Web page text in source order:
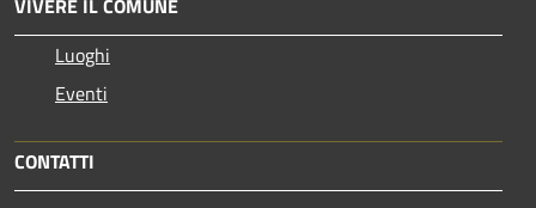
VIVERE IL COMUNE
Luoghi
Eventi
CONTATTI